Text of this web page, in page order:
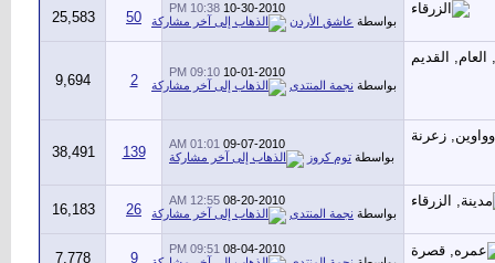
10-30-2010
10:38 PM
بواسطة عاشق الأردن 50
25,583
10-01-2010
09:10 PM
بواسطة نجمة المنتدى 2
9,694
09-07-2010
01:01 AM
بواسطة توم كروز 139
38,491
08-20-2010
12:55 AM
بواسطة نجمة المنتدى 26
16,183
08-04-2010
09:51 PM
9
7,778